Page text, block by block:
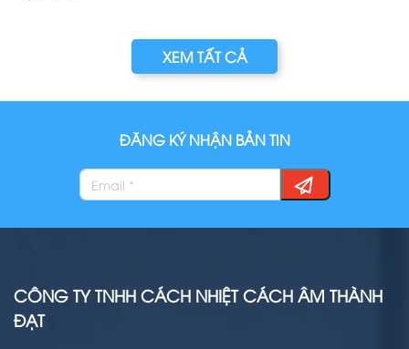
XEM TẤT CẢ
ĐĂNG KÝ NHẬN BẢN TIN
CÔNG TY TNHH CÁCH NHIỆT CÁCH ÂM THÀNH
ĐẠT